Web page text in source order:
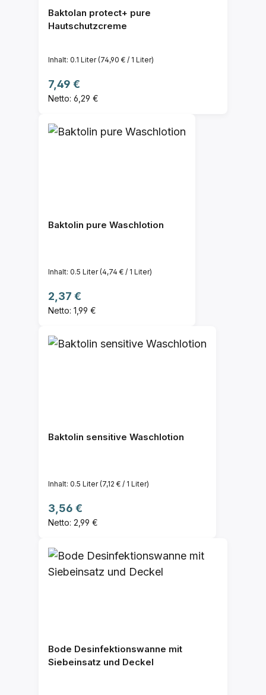
Baktolan protect+ pure
Hautschutzcreme
Inhalt: 0.1 Liter(74,90 € / 1 Liter)
Regulärer Preis:
7,49 €
Netto: 6,29 €
Baktolin pure Waschlotion
Inhalt: 0.5 Liter(4,74 € / 1 Liter)
Regulärer Preis:
2,37 €
Netto: 1,99 €
Baktolin sensitive Waschlotion
Inhalt: 0.5 Liter(7,12 € / 1 Liter)
Regulärer Preis:
3,56 €
Netto: 2,99 €
Bode Desinfektionswanne mit
Siebeinsatz und Deckel